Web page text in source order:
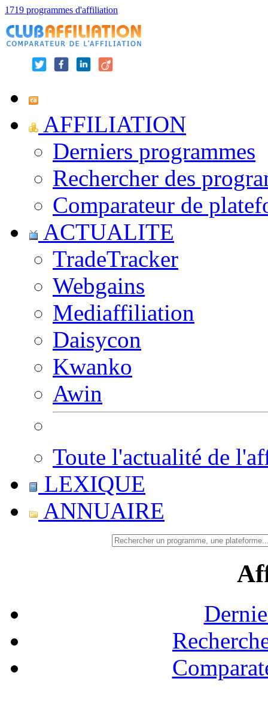
1719 programmes d'affiliation
AFFILIATION
Derniers programmes
Rechercher des
Comparateur de
ACTUALITE
TradeTracker
Webgains
Mediaffiliation
Daisycon
Kwanko
Awin
Toute l'actualité de
LEXIQUE
ANNUAIRE